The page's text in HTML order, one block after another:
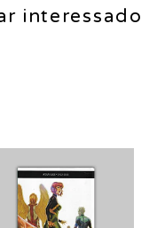
interessado